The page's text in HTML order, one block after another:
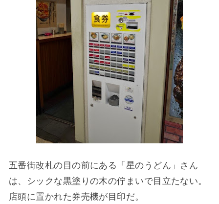
五番街改札の目の前にある「星のうどん」さん
は、シックな黒塗りの木の佇まいで目立たない。
店頭に置かれた券売機が目印だ。